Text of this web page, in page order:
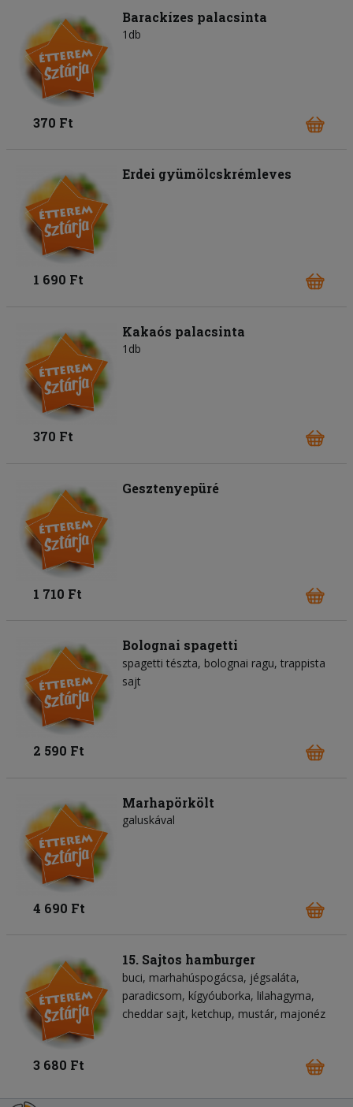
Barackízes palacsinta
1db
370 Ft
Erdei gyümölcskrémleves
1 690 Ft
Kakaós palacsinta
1db
370 Ft
Gesztenyepüré
1 710 Ft
Bolognai spagetti
spagetti tészta bolognai ragu trappista
sajt
2 590 Ft
Marhapörkölt
galuskával
4 690 Ft
15. Sajtos hamburger
buci marhahúspogácsa jégsaláta
paradicsom kígyóuborka lilahagyma
cheddar sajt ketchup mustár majonéz
3 680 Ft